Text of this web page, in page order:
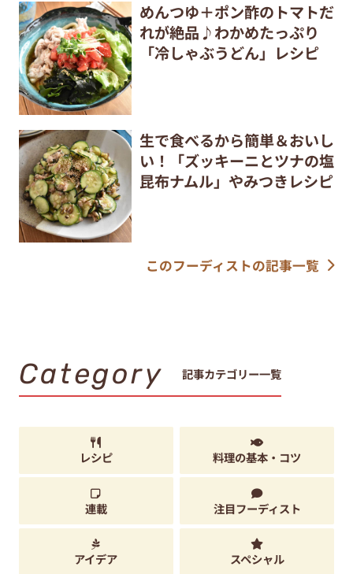
めんつゆ＋ポン酢のトマトだ
れが絶品♪わかめたっぷり
「冷しゃぶうどん」レシピ
生で食べるから簡単＆おいし
い！「ズッキーニとツナの塩
昆布ナムル」やみつきレシピ
このフーディストの記事一覧
Category 記事カテゴリー一覧
レシピ 料理の基本・コツ
連載 注目フーディスト
アイデア スペシャル